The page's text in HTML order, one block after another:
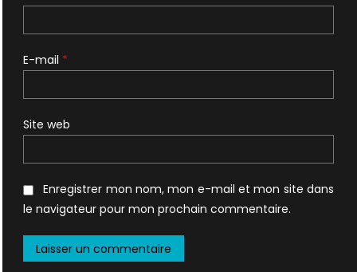
E-mail *
Site web
Enregistrer mon nom, mon e-mail et mon site dans
le navigateur pour mon prochain commentaire.